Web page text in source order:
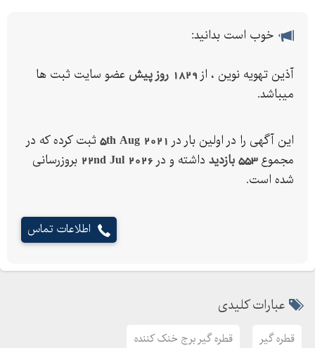
قیمت قطره گیر
فروش قطره گیر کولینگ تاور
قطره گیر پ پ
خوب است بدانید:
آذین تهویه نوین ، از 1829 روز پیش
عضو سایت ثبت ها
میباشد.
این آگهی را در اولین بار در 5th Aug 2021 ثبت کرده که در
مجموع553 بازدید داشته و در 22nd Jul 2026 بروزرسانی
شده است.
اطلاعات تماس
عبارات کلیدی
قطره گیر قطره گیر برج خنک کننده